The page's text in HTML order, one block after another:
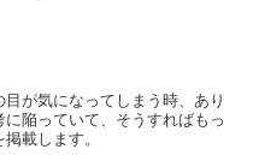
が気になってしまう時、あり
陥っていて、そうすればもっ
載します。